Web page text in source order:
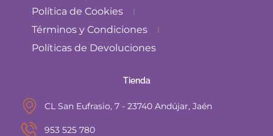
Política de Cookies
Términos y Condiciones
Políticas de Devoluciones
Tienda
CL San Eufrasio, 7 - 23740 Andújar, Jaén
953 525 780